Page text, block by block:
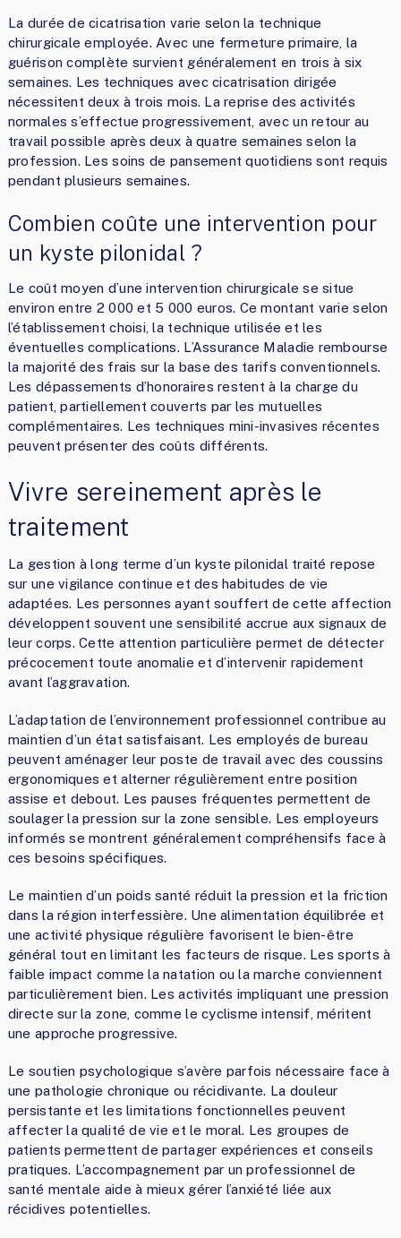
La durée de cicatrisation varie selon la technique
chirurgicale employée. Avec une fermeture primaire, la
guérison complète survient généralement en trois à six
semaines. Les techniques avec cicatrisation dirigée
nécessitent deux à trois mois. La reprise des activités
normales s’effectue progressivement, avec un retour au
travail possible après deux à quatre semaines selon la
profession. Les soins de pansement quotidiens sont requis
pendant plusieurs semaines.
Combien coûte une intervention pour
un kyste pilonidal ?
Le coût moyen d’une intervention chirurgicale se situe
environ entre 2 000 et 5 000 euros. Ce montant varie selon
l’établissement choisi, la technique utilisée et les
éventuelles complications. L’Assurance Maladie rembourse
la majorité des frais sur la base des tarifs conventionnels.
Les dépassements d’honoraires restent à la charge du
patient, partiellement couverts par les mutuelles
complémentaires. Les techniques mini-invasives récentes
peuvent présenter des coûts différents.
Vivre sereinement après le
traitement
La gestion à long terme d’un kyste pilonidal traité repose
sur une vigilance continue et des habitudes de vie
adaptées. Les personnes ayant souffert de cette affection
développent souvent une sensibilité accrue aux signaux de
leur corps. Cette attention particulière permet de détecter
précocement toute anomalie et d’intervenir rapidement
avant l’aggravation.
L’adaptation de l’environnement professionnel contribue au
maintien d’un état satisfaisant. Les employés de bureau
peuvent aménager leur poste de travail avec des coussins
ergonomiques et alterner régulièrement entre position
assise et debout. Les pauses fréquentes permettent de
soulager la pression sur la zone sensible. Les employeurs
informés se montrent généralement compréhensifs face à
ces besoins spécifiques.
Le maintien d’un poids santé réduit la pression et la friction
dans la région interfessière. Une alimentation équilibrée et
une activité physique régulière favorisent le bien-être
général tout en limitant les facteurs de risque. Les sports à
faible impact comme la natation ou la marche conviennent
particulièrement bien. Les activités impliquant une pression
directe sur la zone, comme le cyclisme intensif, méritent
une approche progressive.
Le soutien psychologique s’avère parfois nécessaire face à
une pathologie chronique ou récidivante. La douleur
persistante et les limitations fonctionnelles peuvent
affecter la qualité de vie et le moral. Les groupes de
patients permettent de partager expériences et conseils
pratiques. L’accompagnement par un professionnel de
santé mentale aide à mieux gérer l’anxiété liée aux
récidives potentielles.